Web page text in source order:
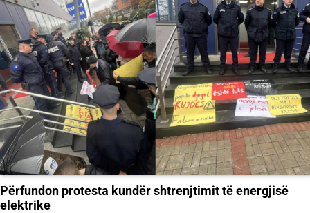
Përfundon protesta kundër shtrenjtimit të energjisë
elektrike